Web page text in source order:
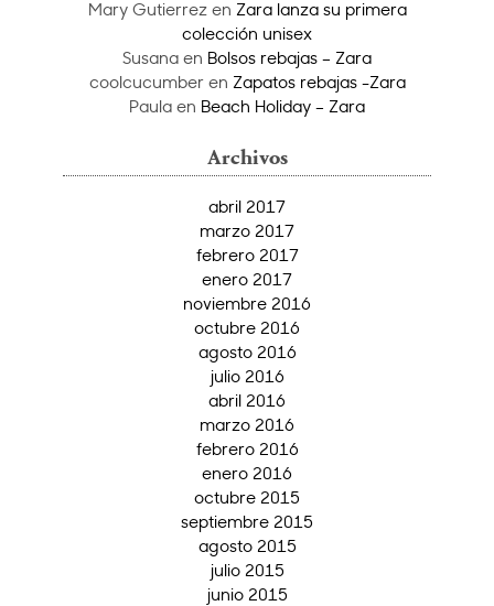
Mary Gutierrezen Zara lanza su primera
colección unisex
Susana en Bolsos rebajas – Zara
coolcucumberen Zapatos rebajas -Zara
Paula en Beach Holiday – Zara
Archivos
abril 2017
marzo 2017
febrero 2017
enero 2017
noviembre 2016
octubre 2016
agosto 2016
julio 2016
abril 2016
marzo 2016
febrero 2016
enero 2016
octubre 2015
septiembre 2015
agosto 2015
julio 2015
junio 2015